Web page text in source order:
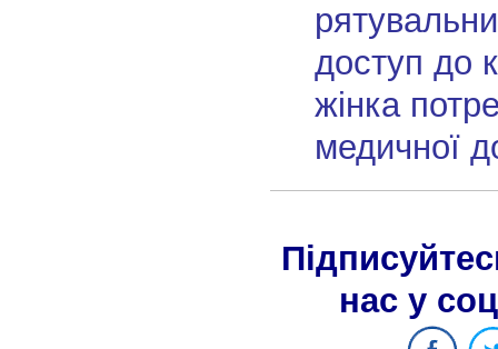
доступ до
жінка
медичної
нас у